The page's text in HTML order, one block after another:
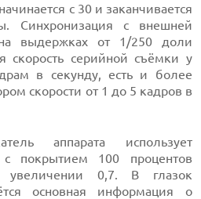
с 30 и заканчивается
Синхронизация с внешней
выдержках от 1/250 доли
скорость серийной съёмки у
в секунду, есть и более
скорости от 1 до 5 кадров в
аппарата использует
с покрытием 100 процентов
0,7. В глазок
основная информация о